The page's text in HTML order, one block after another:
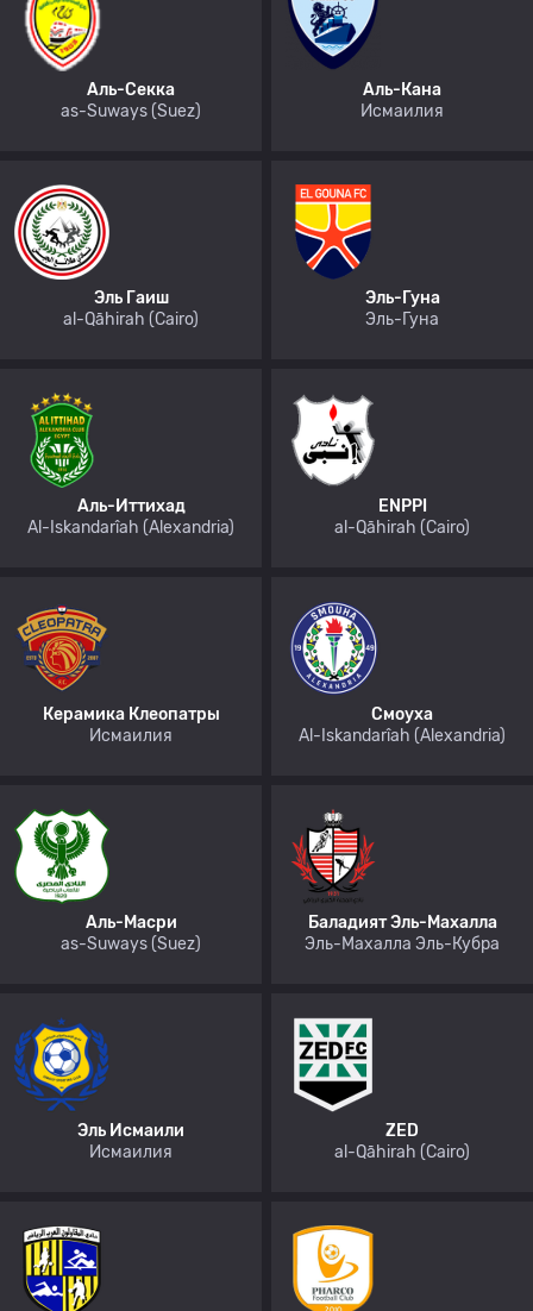
Аль-Секка
as-Suways (Suez)
Аль-Кана
Исмаилия
Эль Гаиш
al-Qāhirah (Cairo)
Эль-Гуна
Эль-Гуна
Аль-Иттихад
Al-Iskandarîah (Alexandria)
ENPPI
al-Qāhirah (Cairo)
Керамика Клеопатры
Исмаилия
Смоуха
Al-Iskandarîah (Alexandria)
Аль-Масри
as-Suways (Suez)
Баладият Эль-Махалла
Эль-Махалла Эль-Кубра
Эль Исмаили
Исмаилия
ZED
al-Qāhirah (Cairo)